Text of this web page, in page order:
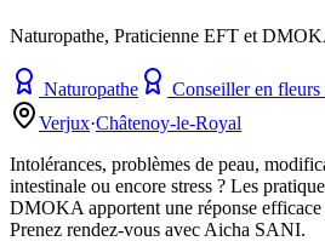
Naturopathe, Praticienne EFT et
Naturopathe Conseiller en fleurs
Verjux·Châtenoy-le-Royal
Intolérances, problèmes de peau,
intestinale ou encore stress ? Les
DMOKA apportent une réponse efficace
Prenez rendez-vous avec Aicha SANI.